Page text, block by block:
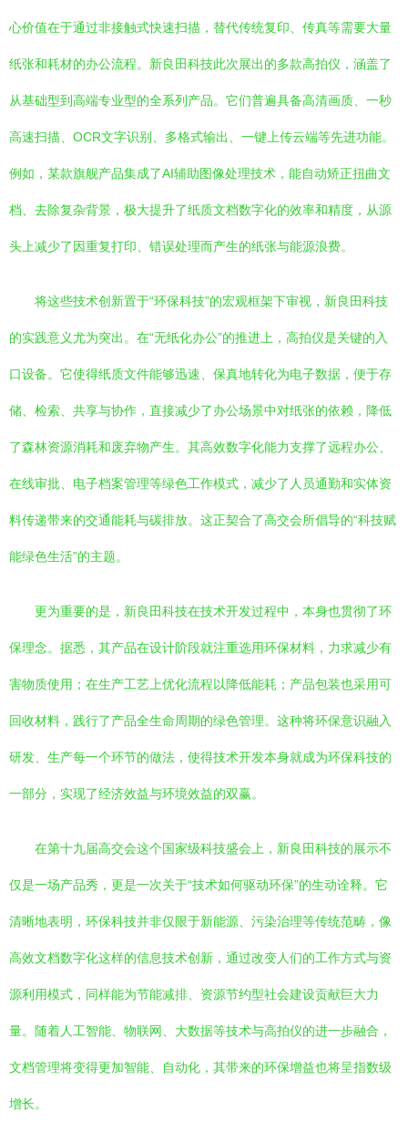
心价值在于通过非接触式快速扫描，替代传统复印、传真等需要大量
纸张和耗材的办公流程。新良田科技此次展出的多款高拍仪，涵盖了
从基础型到高端专业型的全系列产品。它们普遍具备高清画质、一秒
高速扫描、OCR文字识别、多格式输出、一键上传云端等先进功能。
例如，某款旗舰产品集成了AI辅助图像处理技术，能自动矫正扭曲文
档、去除复杂背景，极大提升了纸质文档数字化的效率和精度，从源
头上减少了因重复打印、错误处理而产生的纸张与能源浪费。
将这些技术创新置于“环保科技”的宏观框架下审视，新良田科技
的实践意义尤为突出。在“无纸化办公”的推进上，高拍仪是关键的入
口设备。它使得纸质文件能够迅速、保真地转化为电子数据，便于存
储、检索、共享与协作，直接减少了办公场景中对纸张的依赖，降低
了森林资源消耗和废弃物产生。其高效数字化能力支撑了远程办公、
在线审批、电子档案管理等绿色工作模式，减少了人员通勤和实体资
料传递带来的交通能耗与碳排放。这正契合了高交会所倡导的“科技赋
能绿色生活”的主题。
更为重要的是，新良田科技在技术开发过程中，本身也贯彻了环
保理念。据悉，其产品在设计阶段就注重选用环保材料，力求减少有
害物质使用；在生产工艺上优化流程以降低能耗；产品包装也采用可
回收材料，践行了产品全生命周期的绿色管理。这种将环保意识融入
研发、生产每一个环节的做法，使得技术开发本身就成为环保科技的
一部分，实现了经济效益与环境效益的双赢。
在第十九届高交会这个国家级科技盛会上，新良田科技的展示不
仅是一场产品秀，更是一次关于“技术如何驱动环保”的生动诠释。它
清晰地表明，环保科技并非仅限于新能源、污染治理等传统范畴，像
高效文档数字化这样的信息技术创新，通过改变人们的工作方式与资
源利用模式，同样能为节能减排、资源节约型社会建设贡献巨大力
量。随着人工智能、物联网、大数据等技术与高拍仪的进一步融合，
文档管理将变得更加智能、自动化，其带来的环保增益也将呈指数级
增长。